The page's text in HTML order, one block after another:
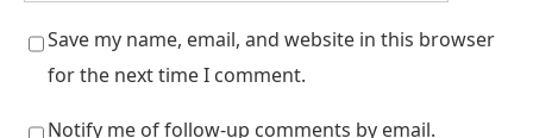
Save my name, email, and website in this browser
for the next time I comment.
Notify me of follow-up comments by email.